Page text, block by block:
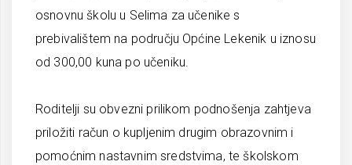
osnovnu školu u Selima za učenike s
prebivalištem na području Općine Lekenik u iznosu
od 300,00 kuna po učeniku.
Roditelji su obvezni prilikom podnošenja zahtjeva
priložiti račun o kupljenim drugim obrazovnim i
pomoćnim nastavnim sredstvima, te školskom